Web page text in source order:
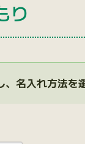
り
名入れ方法を